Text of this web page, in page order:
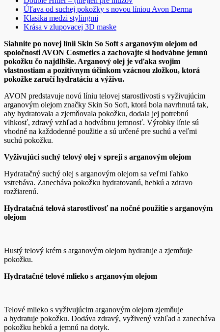
Úľava od suchej pokožky s novou líniou Avon Derma
Klasika medzi stylingmi
Krása v zlupovacej 3D maske
Siahnite po novej línii Skin So Soft s arganovým olejom od
spoločnosti AVON Cosmetics a zachovajte si hodvábne jemnú
pokožku čo najdlhšie. Arganový olej je vďaka svojim
vlastnostiam a pozitívnym účinkom vzácnou zložkou, ktorá
pokožke zaručí hydratáciu a výživu.
AVON predstavuje novú líniu telovej starostlivosti s vyživujúcim
arganovým olejom značky Skin So Soft, ktorá bola navrhnutá tak,
aby hydratovala a zjemňovala pokožku, dodala jej potrebnú
vlhkosť, zdravý vzhľad a hodvábnu jemnosť. Výrobky línie sú
vhodné na každodenné použitie a sú určené pre suchú a veľmi
suchú pokožku.
Vyživujúci suchý telový olej v spreji s arganovým olejom
Hydratačný suchý olej s arganovým olejom sa veľmi ľahko
vstrebáva. Zanecháva pokožku hydratovanú, hebkú a zdravo
rozžiarenú.
Hydratačná telová starostlivosť na nočné použitie s arganovým
olejom
Hustý telový krém s arganovým olejom hydratuje a zjemňuje
pokožku.
Hydratačné telové mlieko s arganovým olejom
Telové mlieko s vyživujúcim arganovým olejom zjemňuje
a hydratuje pokožku. Dodáva zdravý, vyživený vzhľad a zanecháva
pokožku hebkú a jemnú na dotyk.